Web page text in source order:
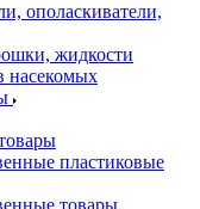
ополаскиватели,
жидкости
насекомых
пластиковые
товары